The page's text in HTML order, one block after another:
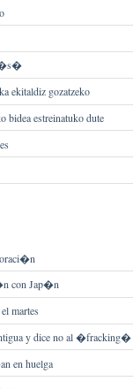
ekitaldiz gozatzeko
bidea estreinatuko dute
oraci�n
con Jap�n
martes
y dice no al �fracking�
en huelga